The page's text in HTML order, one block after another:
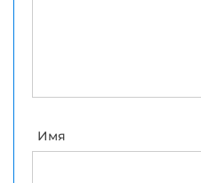
Имя